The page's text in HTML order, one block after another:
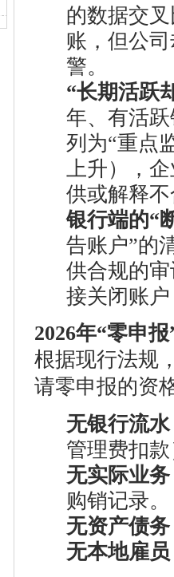
的数据交
账，但公
警。
“长期活跃
年、有活
列为“重点
上升），
供或解释
银行端的“
告账户”的
供合规的
接关闭账
2026年“零申
根据现行法规
请零申报的资
无银行流水
管理费扣
无实际业务
购销记录。
无资产债务
无本地雇员